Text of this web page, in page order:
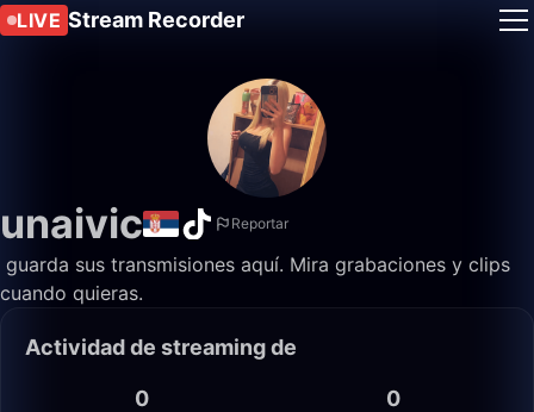
LIVE Stream Recorder
unaivic Reportar
️ guarda sus transmisiones aquí. Mira grabaciones y clips
cuando quieras.
Actividad de streaming de ️
0 0